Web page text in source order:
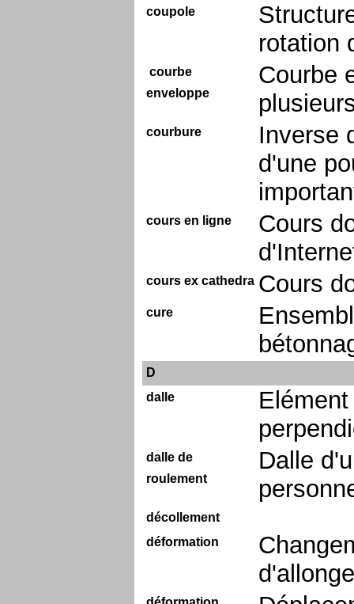
coupole
rotation
courbe
enveloppe
Courbe
courbure
Inverse
d'une
cours en ligne
Cours
cours ex cathedra Cours
cure
D
dalle
dalle de
roulement
Dalle
décollement
déformation